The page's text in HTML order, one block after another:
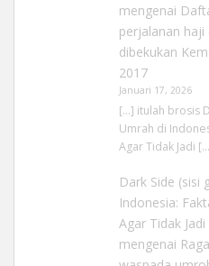
mengenai
perjalanan
dibekukan
2017
Januari 17, 2026
[…] itulah brosis
Umrah di
Agar Tidak Jadi
Dark Side (sisi
Indonesia:
Agar Tidak
mengenai